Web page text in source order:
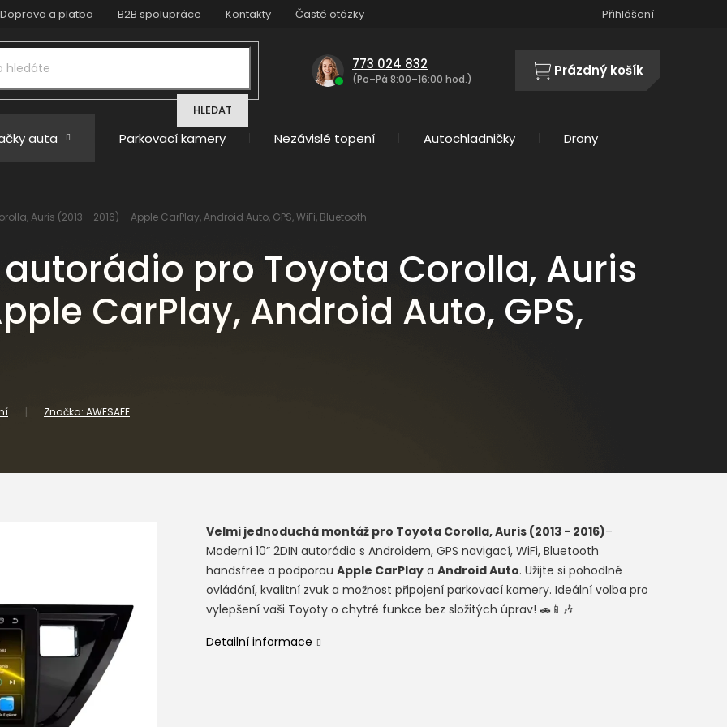
Doprava a platba B2B spolupráce Kontakty Časté otázky Přihlášení
HLEDAT
773 024 832
(Po–Pá 8:00–16:00 hod.)
NÁKUPNÍ
Prázdný košík
auta Parkovací kamery Nezávislé topení Autochladničky Drony
Auris (2013 - 2016) – Apple CarPlay, Android Auto, GPS, WiFi, Bluetooth
autorádio pro Toyota Corolla, Auris
CarPlay, Android Auto, GPS,
Značka: AWESAFE
Velmi jednoduchá montáž pro Toyota Corolla, Auris (2013 - 2016)–
Moderní 10” 2DIN autorádio s Androidem, GPS navigací, WiFi, Bluetooth
handsfree a podporou Apple CarPlay a Android Auto. Užijte si pohodlné
ovládání, kvalitní zvuk a možnost připojení parkovací kamery. Ideální volba pro
vylepšení vaši Toyoty o chytré funkce bez složitých úprav! 🚗📱🎶
Detailní informace